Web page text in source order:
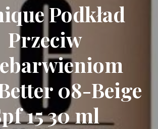
Podkład
Przeciw
08-Beige
15 30 ml